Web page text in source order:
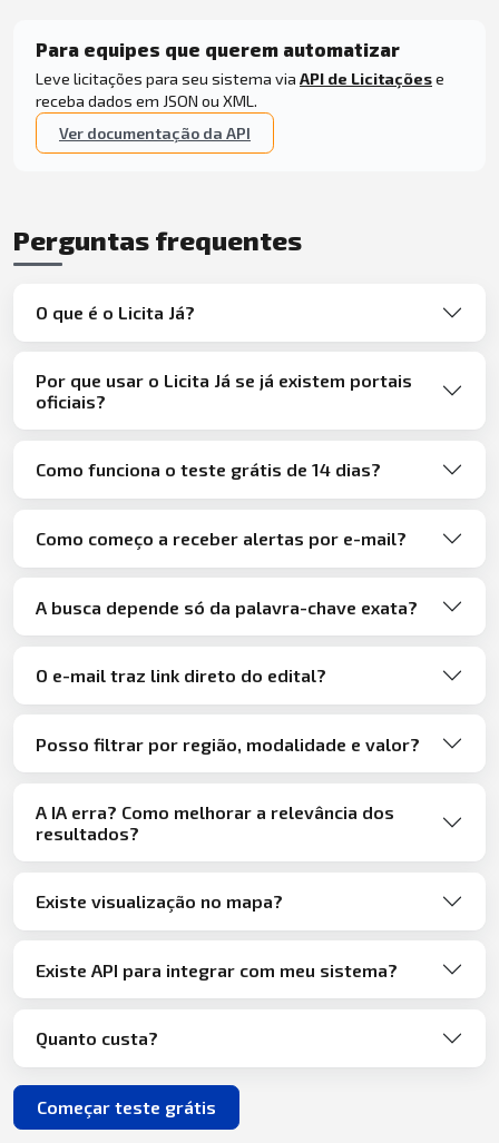
Para equipes que querem automatizar
Leve licitações para seu sistema via API de Licitaçõese
receba dados em JSON ou XML.
Ver documentação da API
Perguntas frequentes
O que é o Licita Já?
Por que usar o Licita Já se já existem portais
oficiais?
Como funciona o teste grátis de 14 dias?
Como começo a receber alertas por e-mail?
A busca depende só da palavra-chave exata?
O e-mail traz link direto do edital?
Posso filtrar por região, modalidade e valor?
A IA erra? Como melhorar a relevância dos
resultados?
Existe visualização no mapa?
Existe API para integrar com meu sistema?
Quanto custa?
Começar teste grátis